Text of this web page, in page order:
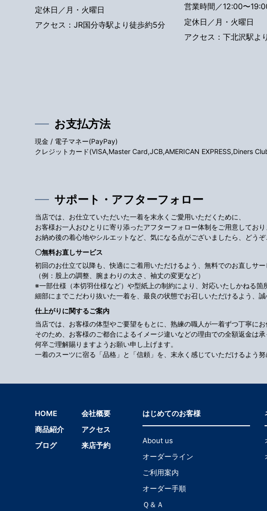
定休日／月・火曜日
アクセス：JR国分寺駅より徒歩約5分
営業時間／12:00〜
定休日／月・火曜日
アクセス：下北沢駅よ
お支払方法
現金 / 電子マネー(PayPay)
クレジットカード(VISA,Master Card,JCB,AMERICAN EXPRESS,Diners
サポート・アフターフォロー
当店では、お仕立ていただいた一着を末永くご愛用いただくために、
お客様お一人おひとりに寄り添ったアフターフォロー体制をご用意しており
お納め後の着心地やシルエットなど、気になる点がございましたら、どうぞ
〇無料お直しサービス
初回のお仕立て以降も、快適にご着用いただけるよう、無料でのお直しサー
（例：股上の調整、腕まわりの太さ、袖丈の変更など）
※一部仕様（本切羽仕様など）や型紙上の制約により、対応いたしかねる
細部にまでこだわり抜いた一着を、最良の状態でお召しいただけるよう、誠
仕上がりに関するご案内
当店では、お客様の体型やご要望をもとに、熟練の職人が一着ずつ丁寧にお
そのため、お客様のご都合によるイメージ違いなどの理由での全額返金は承
何卒ご理解賜りますようお願い申し上げます。
一着のスーツに宿る「品格」と「信頼」を、末永く感じていただけるよう努
HOME
商品紹介
ブログ
会社概要
アクセス
来店予約
はじめてのお客様
About us
オーダーライン
ご利用案内
オーダー手順
Ｑ＆Ａ